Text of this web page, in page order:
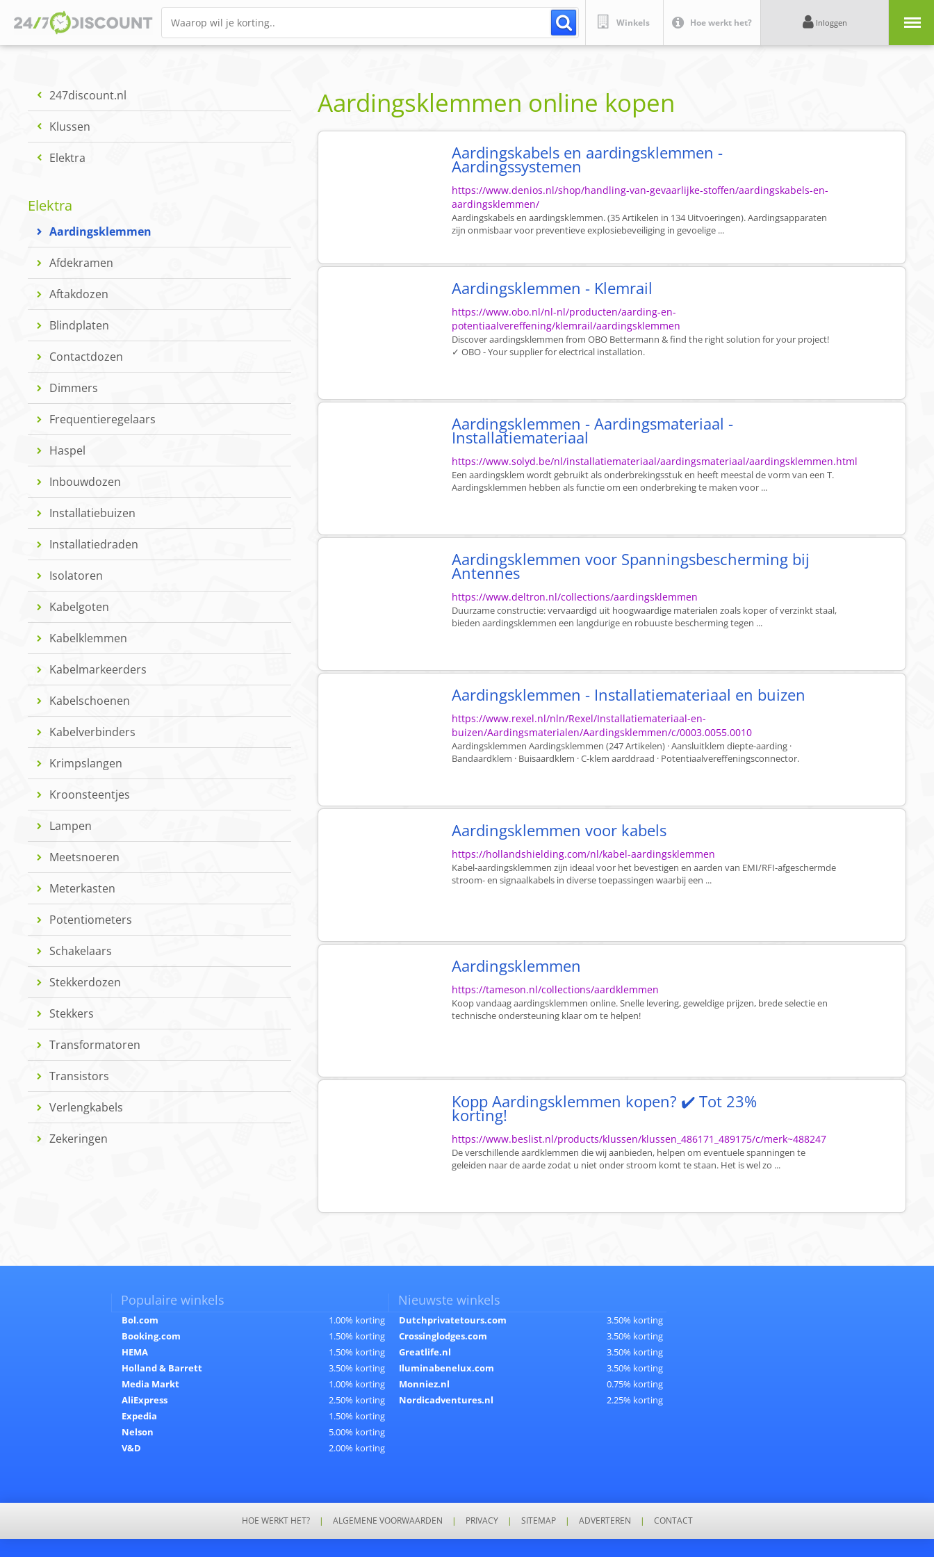
Winkels Hoe werkt het? Inloggen
247discount.nl
Klussen
Elektra
Elektra
Aardingsklemmen
Afdekramen
Aftakdozen
Blindplaten
Contactdozen
Dimmers
Frequentieregelaars
Haspel
Inbouwdozen
Installatiebuizen
Installatiedraden
Isolatoren
Kabelgoten
Kabelklemmen
Kabelmarkeerders
Kabelschoenen
Kabelverbinders
Krimpslangen
Kroonsteentjes
Lampen
Meetsnoeren
Meterkasten
Potentiometers
Schakelaars
Stekkerdozen
Stekkers
Transformatoren
Transistors
Verlengkabels
Zekeringen
Aardingsklemmen online kopen
Aardingskabels en aardingsklemmen -
Aardingssystemen
https://www.denios.nl/shop/handling-van-gevaarlijke-stoffen/aardingskabels-en-
aardingsklemmen/
Aardingskabels en aardingsklemmen. (35 Artikelen in 134 Uitvoeringen). Aardingsapparaten
zijn onmisbaar voor preventieve explosiebeveiliging in gevoelige ...
Aardingsklemmen - Klemrail
https://www.obo.nl/nl-nl/producten/aarding-en-
potentiaalvereffening/klemrail/aardingsklemmen
Discover aardingsklemmen from OBO Bettermann & find the right solution for your project!
✓ OBO - Your supplier for electrical installation.
Aardingsklemmen - Aardingsmateriaal -
Installatiemateriaal
https://www.solyd.be/nl/installatiemateriaal/aardingsmateriaal/aardingsklemmen.html
Een aardingsklem wordt gebruikt als onderbrekingsstuk en heeft meestal de vorm van een T.
Aardingsklemmen hebben als functie om een onderbreking te maken voor ...
Aardingsklemmen voor Spanningsbescherming bij
Antennes
https://www.deltron.nl/collections/aardingsklemmen
Duurzame constructie: vervaardigd uit hoogwaardige materialen zoals koper of verzinkt staal,
bieden aardingsklemmen een langdurige en robuuste bescherming tegen ...
Aardingsklemmen - Installatiemateriaal en buizen
https://www.rexel.nl/nln/Rexel/Installatiemateriaal-en-
buizen/Aardingsmaterialen/Aardingsklemmen/c/0003.0055.0010
Aardingsklemmen Aardingsklemmen (247 Artikelen) · Aansluitklem diepte-aarding ·
Bandaardklem · Buisaardklem · C-klem aarddraad · Potentiaalvereffeningsconnector.
Aardingsklemmen voor kabels
https://hollandshielding.com/nl/kabel-aardingsklemmen
Kabel-aardingsklemmen zijn ideaal voor het bevestigen en aarden van EMI/RFI-afgeschermde
stroom- en signaalkabels in diverse toepassingen waarbij een ...
Aardingsklemmen
https://tameson.nl/collections/aardklemmen
Koop vandaag aardingsklemmen online. Snelle levering, geweldige prijzen, brede selectie en
technische ondersteuning klaar om te helpen!
Kopp Aardingsklemmen kopen? ✔️ Tot 23%
korting!
https://www.beslist.nl/products/klussen/klussen_486171_489175/c/merk~488247
De verschillende aardklemmen die wij aanbieden, helpen om eventuele spanningen te
geleiden naar de aarde zodat u niet onder stroom komt te staan. Het is wel zo ...
Populaire winkels
Bol.com
1.00% korting
Booking.com
1.50% korting
HEMA
1.50% korting
Holland & Barrett
3.50% korting
Media Markt
1.00% korting
AliExpress
2.50% korting
Expedia
1.50% korting
Nelson
5.00% korting
V&D
2.00% korting
Nieuwste winkels
Dutchprivatetours.com
3.50% korting
Crossinglodges.com
3.50% korting
Greatlife.nl
3.50% korting
Iluminabenelux.com
3.50% korting
Monniez.nl
0.75% korting
Nordicadventures.nl
2.25% korting
HOE WERKT HET? | ALGEMENE VOORWAARDEN | PRIVACY | SITEMAP | ADVERTEREN | CONTACT